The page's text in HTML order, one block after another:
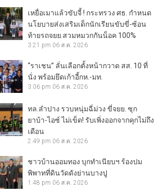
เหยื่อเมาแล้วขับจี้ ! กระทรวง ศธ. กำหนด
นโยบายส่งเสริมเด็กนักเรียนขับขี่-ซ้อน
ท้ายรถจยย.สวมหมวกกันน็อค 100%
3:21 pm 06 ส.ค. 2026
“ราเชน” ลั่นเลือกตั้งหน้ากวาด สส. 10 ที่
นั่ง พร้อมยึดเก้าอี้กห.-มท.
3:06 pm 06 ส.ค. 2026
ทล.ลำปาง รวบหนุ่มฉี่ม่วง ขี่จยย. ซุก
ยาบ้า-ไอซ์ ไม่เข็ด! รับเพิ่งออกจากคุกไม่ถึง
เดือน
2:49 pm 06 ส.ค. 2026
ชาวบ้านออมทอง บุกทำเนียบฯ ร้องปม
พิพาทที่ดินวัดดังย่านบางปู
1:48 pm 06 ส.ค. 2026